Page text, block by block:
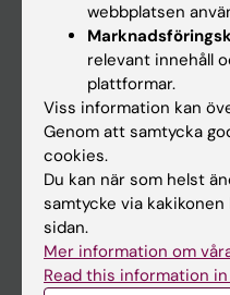
Schema
Studentmejlen
Kurs- och programwebbar
Student på KI
Medarbetare
webbplatsen
relevant innehåll
plattformar.
Viss information kan
Genom att samtycka
cookies.
Du kan när som helst
samtycke via
sidan.
Mer information om
Read this information in